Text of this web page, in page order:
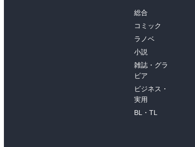
総合
コミック
ラノベ
小説
雑誌・グラ
ビア
ビジネス・
実用
BL・TL